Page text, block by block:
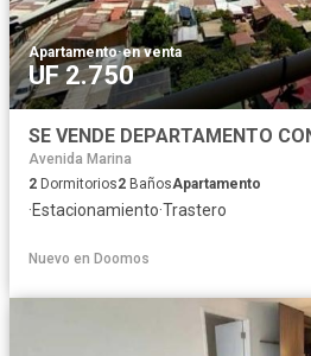
Apartamento·en venta
UF 2.750
Avenida Marina
2 Dormitorios2 BañosApartamento
·Estacionamiento·Trastero
Nuevo en Doomos